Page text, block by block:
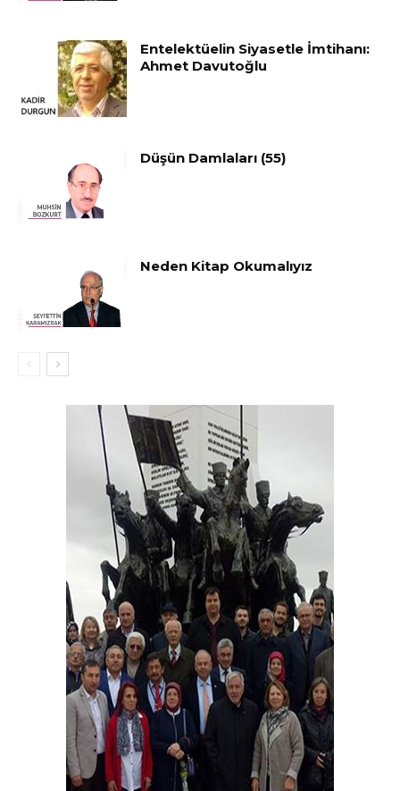
Entelektüelin Siyasetle İmtihanı:
Ahmet Davutoğlu
Düşün Damlaları (55)
Neden Kitap Okumalıyız